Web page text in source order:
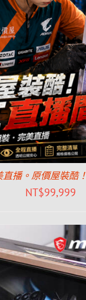
播。原價屋裝酷
NT$99,999